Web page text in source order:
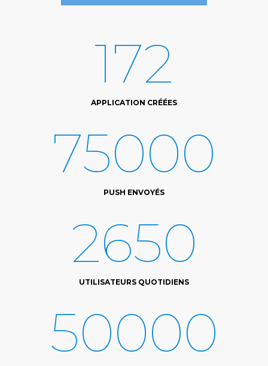
172
APPLICATION CRÉÉES
75000
PUSH ENVOYÉS
2650
UTILISATEURS QUOTIDIENS
50000